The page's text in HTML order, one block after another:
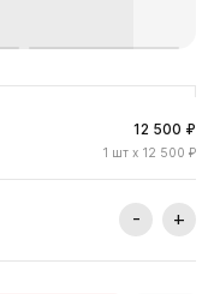
12 500 ₽
1 шт x 12 500 ₽
- +